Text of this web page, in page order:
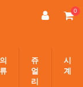
0
의
류
쥬
얼
리
시
계